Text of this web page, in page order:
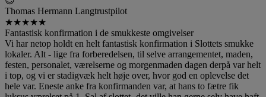
Thomas Hermann Langtrustpilot
★★★★★
Fantastisk konfirmation i de smukkeste omgivelser
Vi har netop holdt en helt fantastisk konfirmation i Slottets smukke
lokaler. Alt - lige fra forberedelsen, til selve arrangementet, maden,
festen, personalet, værelserne og morgenmaden dagen derpå var helt
i top, og vi er stadigvæk helt høje over, hvor god en oplevelse det
hele var. Eneste anke fra konfirmanden var, at hans to fætre fik